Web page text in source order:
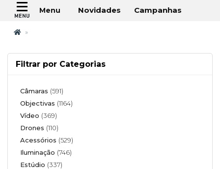
Menu Novidades Campanhas
Filtrar por Categorias
Câmaras (591)
Objectivas (1164)
Vídeo (369)
Drones (110)
Acessórios (529)
Iluminação (746)
Estúdio (337)